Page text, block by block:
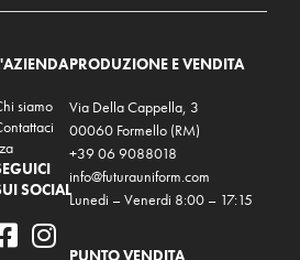
siamo
SOCIAL
PRODUZIONE E VENDITA
Via Della Cappella, 3
00060 Formello (RM)
+39 06 9088018
info@futurauniform.com
Lunedi – Venerdi 8:00 – 17:15
PUNTO VENDITA